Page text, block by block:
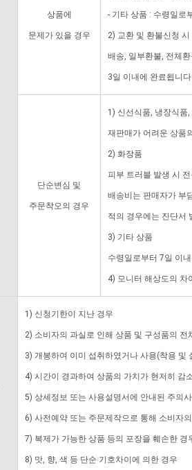
상품에
문제가 있을 경우
- 기타 상품 : 수령일로
2) 교환 및 환불신청
배송, 일부환불, 전체
3일 이내에 완료됩니
단순변심 및
주문착오의 경우
1) 신선식품, 냉장식품
재판매가 어려운 상품
2) 화장품
피부 트러블 발생 시
배송비는 판매자가 부
적의 경우에는 진단서
3) 기타 상품
수령일로부터 7일 이
4) 모니터 해상도의 차
1) 신청기한이 지난 경우
2) 소비자의 과실로 인해 상품 및 구성품의
3) 개봉하여 이미 섭취하였거나 사용(착용 및
4) 시간이 경과하여 상품의 가치가 현저히 감
5) 상세정보 또는 사용설명서에 안내된 주의
6) 사전예약 또는 주문제작으로 통해 소비자
7) 복제가 가능한 상품 등의 포장을 훼손한 경
8) 맛, 향, 색 등 단순 기호차이에 의한 경우